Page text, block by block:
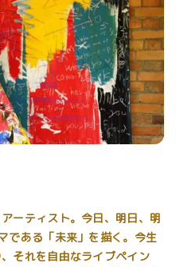
ーティスト。今日、明日、明
である「未来」を描く。今生
それを自由なライブペイン